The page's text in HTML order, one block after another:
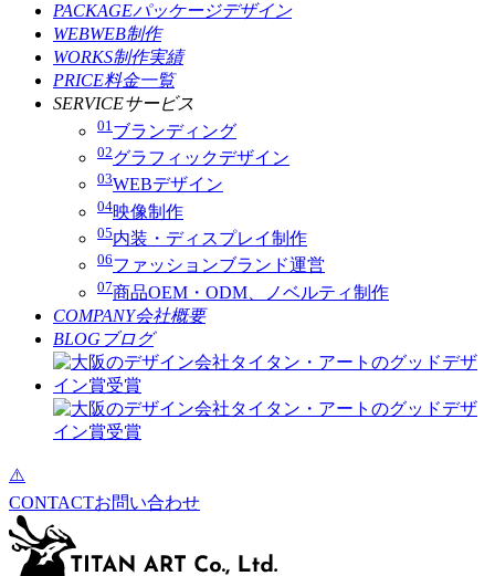
PACKAGEパッケージデザイン
WEBWEB制作
WORKS制作実績
PRICE料金一覧
SERVICEサービス
01 ブランディング
02グラフィックデザイン
03WEBデザイン
04映像制作
05内装・ディスプレイ制作
06ファッションブランド運営
07商品OEM・ODM、ノベルティ制作
COMPANY会社概要
BLOG ブログ
CONTACTお問い合わせ